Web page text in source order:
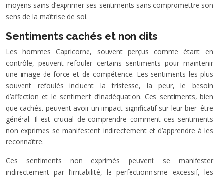
moyens sains d’exprimer ses sentiments sans compromettre son
sens de la maîtrise de soi.
Sentiments cachés et non dits
Les hommes Capricorne, souvent perçus comme étant en
contrôle, peuvent refouler certains sentiments pour maintenir
une image de force et de compétence. Les sentiments les plus
souvent refoulés incluent la tristesse, la peur, le besoin
d’affection et le sentiment d’inadéquation. Ces sentiments, bien
que cachés, peuvent avoir un impact significatif sur leur bien-être
général. Il est crucial de comprendre comment ces sentiments
non exprimés se manifestent indirectement et d’apprendre à les
reconnaître.
Ces sentiments non exprimés peuvent se manifester
indirectement par l’irritabilité, le perfectionnisme excessif, les